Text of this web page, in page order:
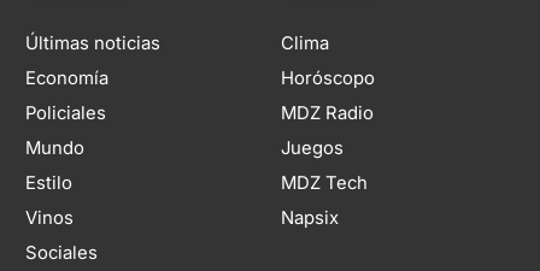
Últimas noticias
Economía
Policiales
Mundo
Estilo
Vinos
Sociales
Clima
Horóscopo
MDZ Radio
Juegos
MDZ Tech
Napsix